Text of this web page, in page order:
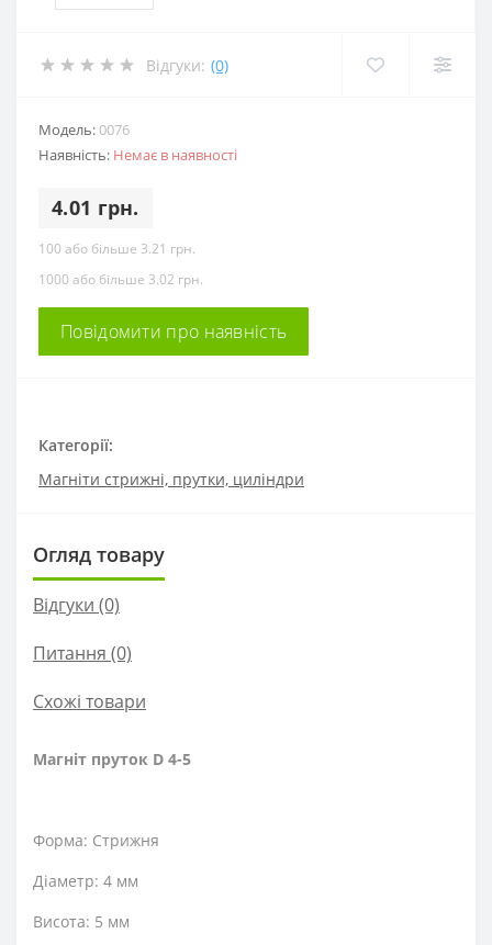
Відгуки: (0)
Модель:0076
Наявність: Немає в наявності
4.01 грн.
100 або більше 3.21 грн.
1000 або більше 3.02 грн.
Повідомити про наявність
Категорії:
Магніти стрижні, прутки, циліндри
Огляд товару
Відгуки (0)
Питання (0)
Схожі товари
Магніт пруток D 4-5
Форма: Стрижня
Діаметр: 4 мм
Висота: 5 мм